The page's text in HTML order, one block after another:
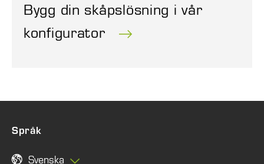
Bygg din skåpslösning i vår
konfigurator
Språk
Svenska